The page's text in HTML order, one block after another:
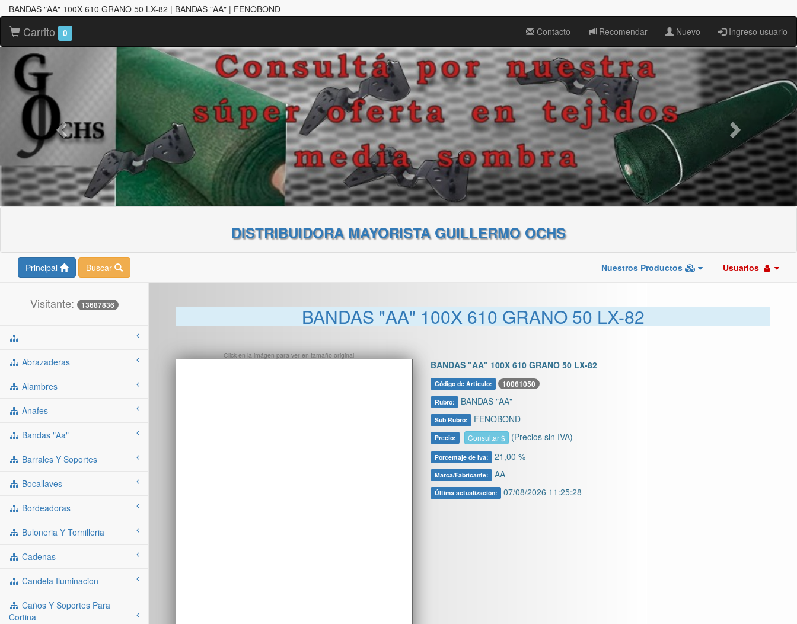
BANDAS "AA" 100X 610 GRANO 50 LX-82 | BANDAS "AA" | FENOBOND
Carrito 0 Contacto Recomendar Nuevo Ingreso usuario
DISTRIBUIDORA MAYORISTA GUILLERMO OCHS
Principal Buscar Nuestros Productos Usuarios
Visitante: 13687836
Abrazaderas
Alambres
Anafes
Bandas "aa"
Barrales Y Soportes
Bocallaves
Bordeadoras
Buloneria Y Tornilleria
Cadenas
Candela Iluminacion
Caños Y Soportes Para
Cortina
BANDAS "AA" 100X 610 GRANO 50 LX-82
Click en la imágen para ver en tamaño original
BANDAS "AA" 100X 610 GRANO 50 LX-82
Código de Artículo: 10061050
Rubro: BANDAS "AA"
Sub Rubro: FENOBOND
Precio: Consultar $ (Precios sin IVA)
Porcentaje de Iva: 21,00 %
Marca/Fabricante: AA
Última actualización: 07/08/2026 11:25:28